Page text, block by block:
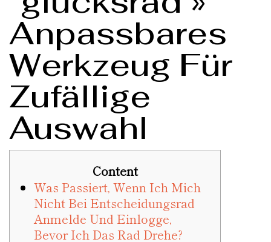
Anpassbares
Werkzeug Für
Zufällige
Auswahl
Content
Was Passiert, Wenn Ich Mich
Nicht Bei Entscheidungsrad
Anmelde Und Einlogge,
Bevor Ich Das Rad Drehe?